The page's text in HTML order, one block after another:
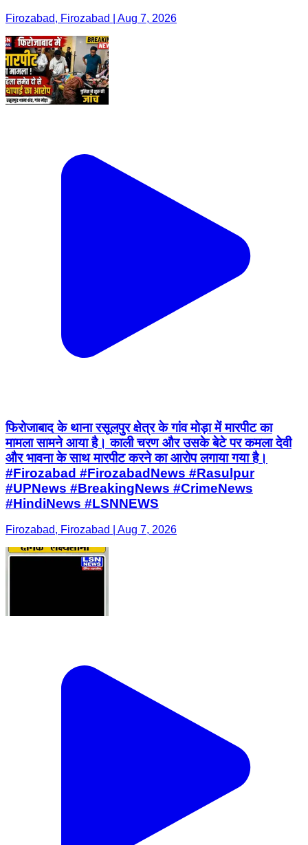
Firozabad, Firozabad | Aug 7, 2026
फिरोजाबाद के थाना रसूलपुर क्षेत्र के गांव मोड़ा में मारपीट का
मामला सामने आया है। काली चरण और उसके बेटे पर कमला देवी
और भावना के साथ मारपीट करने का आरोप लगाया गया है।
#Firozabad #FirozabadNews #Rasulpur
#UPNews #BreakingNews #CrimeNews
#HindiNews #LSNNEWS
Firozabad, Firozabad | Aug 7, 2026